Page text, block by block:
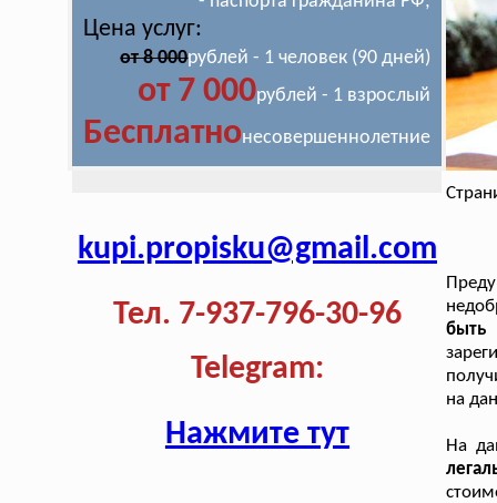
Цена услуг:
от 8 000рублей - 1 человек (90 дней)
от 7 000рублей - 1 взрослый
Бесплатнонесовершеннолетние
kupi.propisku@gmail.com
Тел. 7-937-796-30-96
Telegram:
Нажмите тут
на
На